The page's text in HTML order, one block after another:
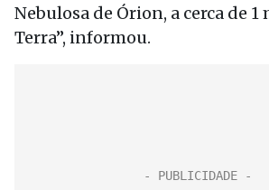
Nebulosa de Órion, a cerca de
Terra”, informou.